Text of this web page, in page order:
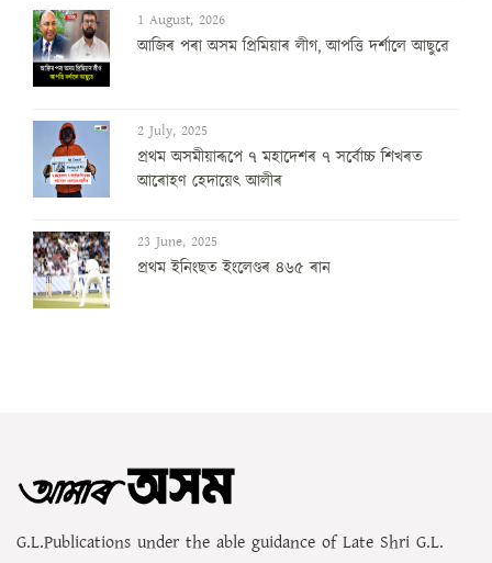
1 August, 2026
আজিৰ পৰা অসম প্ৰিমিয়াৰ লীগ, আপত্তি দৰ্শালে আছুৱে
2 July, 2025
প্ৰথম অসমীয়াৰূপে ৭ মহাদেশৰ ৭ সৰ্বোচ্চ শিখৰত
আৰোহণ হেদায়েৎ আলীৰ
23 June, 2025
প্ৰথম ইনিংছত ইংলেণ্ডৰ ৪৬৫ ৰান
G.L.Publications under the able guidance of Late Shri G.L.